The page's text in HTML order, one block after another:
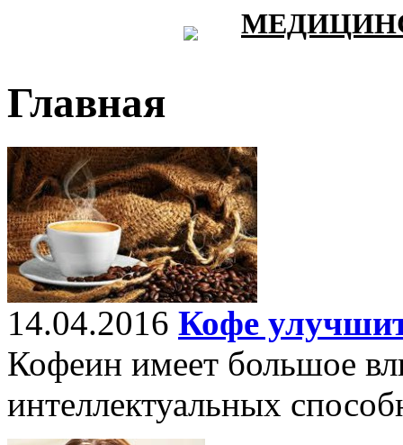
Главная
14.04.2016 Кофе
Кофеин имеет большое
интеллектуальных